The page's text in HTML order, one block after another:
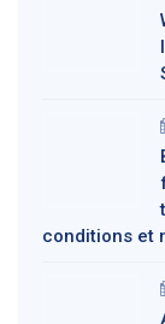
conditions et